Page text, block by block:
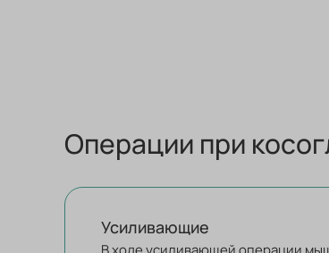
Операции при
Усиливающие